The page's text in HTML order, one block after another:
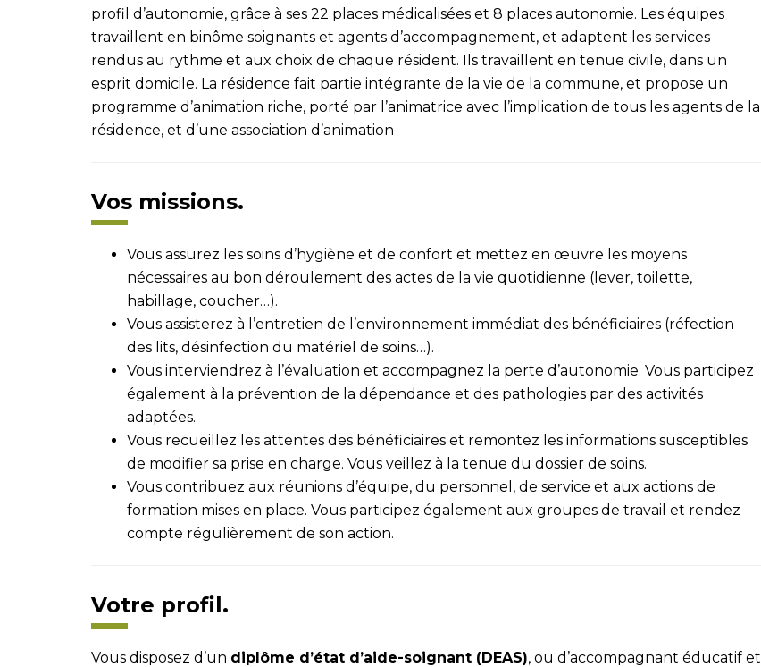
profil d’autonomie, grâce à ses 22 places médicalisées et 8 places autonomie. Les équipes
travaillent en binôme soignants et agents d’accompagnement, et adaptent les services
rendus au rythme et aux choix de chaque résident. Ils travaillent en tenue civile, dans un
esprit domicile. La résidence fait partie intégrante de la vie de la commune, et propose un
programme d’animation riche, porté par l’animatrice avec l’implication de tous les agents de la
résidence, et d’une association d’animation
Vos missions.
Vous assurez les soins d’hygiène et de confort et mettez en œuvre les moyens
nécessaires au bon déroulement des actes de la vie quotidienne (lever, toilette,
habillage, coucher…).
Vous assisterez à l’entretien de l’environnement immédiat des bénéficiaires (réfection
des lits, désinfection du matériel de soins…).
Vous interviendrez à l’évaluation et accompagnez la perte d’autonomie. Vous participez
également à la prévention de la dépendance et des pathologies par des activités
adaptées.
Vous recueillez les attentes des bénéficiaires et remontez les informations susceptibles
de modifier sa prise en charge. Vous veillez à la tenue du dossier de soins.
Vous contribuez aux réunions d’équipe, du personnel, de service et aux actions de
formation mises en place. Vous participez également aux groupes de travail et rendez
compte régulièrement de son action.
Votre profil.
Vous disposez d’un diplôme d’état d’aide-soignant (DEAS), ou d’accompagnant éducatif et